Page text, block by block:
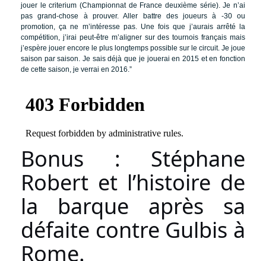
jouer le criterium (Championnat de France deuxième série). Je n’ai
pas grand-chose à prouver. Aller battre des joueurs à -30 ou
promotion, ça ne m’intéresse pas. Une fois que j’aurais arrêté la
compétition, j’irai peut-être m’aligner sur des tournois français mais
j’espère jouer encore le plus longtemps possible sur le circuit. Je joue
saison par saison. Je sais déjà que je jouerai en 2015 et en fonction
de cette saison, je verrai en 2016.”
Bonus : Stéphane
Robert et l’histoire de
la barque après sa
défaite contre Gulbis à
Rome.